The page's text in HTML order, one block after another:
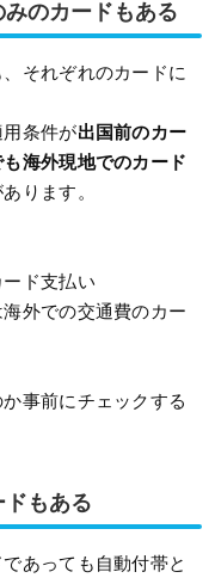
みのカードもある
それぞれのカードに
条件が出国前のカー
海外現地でのカード
ります。
ド支払い
外での交通費のカー
事前にチェックする
ドもある
あっても自動付帯と